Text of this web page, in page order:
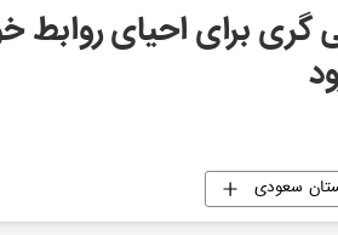
گری برای احیای روابط
سعودی